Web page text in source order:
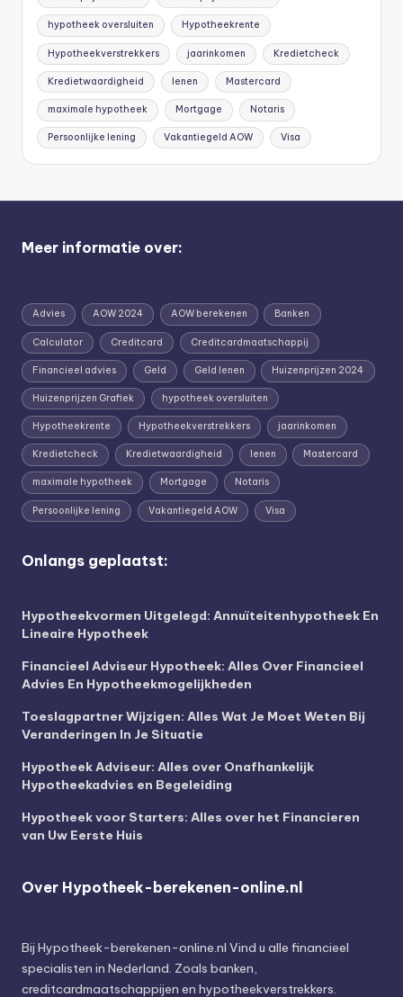
hypotheek oversluiten Hypotheekrente
Hypotheekverstrekkers jaarinkomen Kredietcheck
Kredietwaardigheid lenen Mastercard
maximale hypotheek Mortgage Notaris
Persoonlijke lening Vakantiegeld AOW Visa
Meer informatie over:
Advies AOW 2024 AOW berekenen Banken
Calculator Creditcard Creditcardmaatschappij
Financieel advies Geld Geld lenen Huizenprijzen 2024
Huizenprijzen Grafiek hypotheek oversluiten
Hypotheekrente Hypotheekverstrekkers jaarinkomen
Kredietcheck Kredietwaardigheid lenen Mastercard
maximale hypotheek Mortgage Notaris
Persoonlijke lening Vakantiegeld AOW Visa
Onlangs geplaatst:
Hypotheekvormen Uitgelegd: Annuïteitenhypotheek En
Lineaire Hypotheek
Financieel Adviseur Hypotheek: Alles Over Financieel
Advies En Hypotheekmogelijkheden
Toeslagpartner Wijzigen: Alles Wat Je Moet Weten Bij
Veranderingen In Je Situatie
Hypotheek Adviseur: Alles over Onafhankelijk
Hypotheekadvies en Begeleiding
Hypotheek voor Starters: Alles over het Financieren
van Uw Eerste Huis
Over Hypotheek-berekenen-online.nl
Bij Hypotheek-berekenen-online.nl Vind u alle financieel
specialisten in Nederland. Zoals banken,
creditcardmaatschappijen en hypotheekverstrekkers.